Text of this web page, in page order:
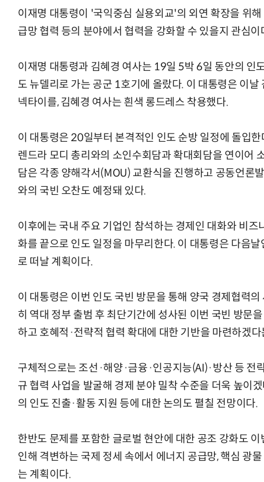
이재명 대통령이 '국익중심 실용외교'의 외연 확장을 위
급망 협력 등의 분야에서 협력을 강화할 수 있을지 관심이
이재명 대통령과 김혜경 여사는 19일 5박 6일 동안의 인
도 뉴델리로 가는 공군 1호기에 올랐다. 이 대통령은 이
넥타이를, 김혜경 여사는 흰색 롱드레스 착용했다.
이 대통령은 20일부터 본격적인 인도 순방 일정에 돌입
렌드라 모디 총리와의 소인수회담과 확대회담을 연이어
담은 각종 양해각서(MOU) 교환식을 진행하고 공동언론
와의 국빈 오찬도 예정돼 있다.
이후에는 국내 주요 기업인 참석하는 경제인 대화와 비
화를 끝으로 인도 일정을 마무리한다. 이 대통령은 다음
로 떠날 계획이다.
이 대통령은 이번 인도 국빈 방문을 통해 양국 경제협력
히 역대 정부 출범 후 최단기간에 성사된 이번 국빈 방문
하고 호혜적·전략적 협력 확대에 대한 기반을 마련하겠
구체적으로는 조선·해양·금융·인공지능(AI)·방산 등 전
규 협력 사업을 발굴해 경제 분야 밀착 수준을 더욱 높이
의 인도 진출·활동 지원 등에 대한 논의도 펼칠 전망이다.
한반도 문제를 포함한 글로벌 현안에 대한 공조 강화도
인해 격변하는 국제 정세 속에서 에너지 공급망, 핵심 광
는 계획이다.